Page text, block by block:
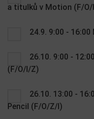
a titulků v Motion (F/O/
24.9. 9:00 -
26.10. 9:00 -
(F/O/I/Z)
26.10. 13:00 -
Pencil (F/O/Z/I)